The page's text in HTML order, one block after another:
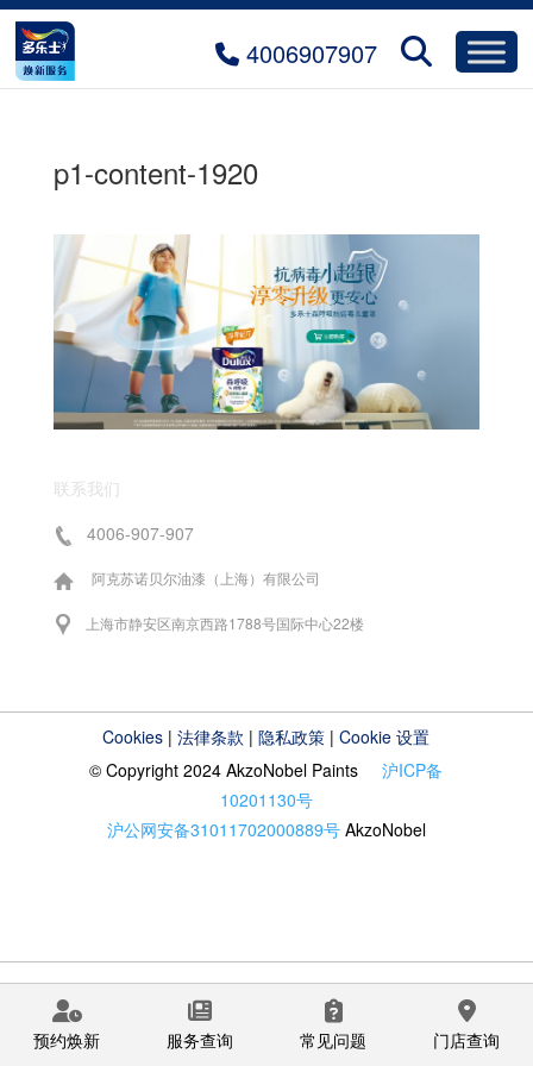
4006907907
p1-content-1920
联系我们
4006-907-907
阿克苏诺贝尔油漆（上海）有限公司
上海市静安区南京西路1788号国际中心22楼
Cookies |法律条款 |隐私政策 |Cookie 设置
© Copyright 2024 AkzoNobel Paints沪ICP备
10201130号
沪公网安备31011702000889号 AkzoNobel
预约焕新 服务查询 常见问题 门店查询